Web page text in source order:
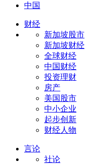
中国
财经
新加坡股市
新加坡财经
全球财经
中国财经
投资理财
房产
美国股市
中小企业
起步创新
财经人物
言论
社论